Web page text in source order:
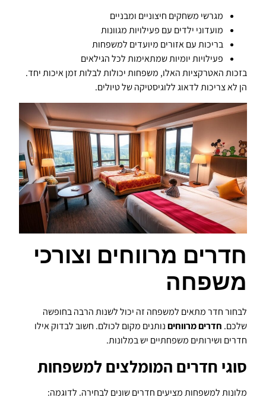
מגרשי משחקים חיצוניים ומבניים
מועדוני ילדים עם פעילויות מגוונות
בריכות עם אזורים מיועדים למשפחות
פעילויות יומיות שמתאימות לכל הגילאים
בזכות האטרקציות האלו, משפחות יכולות לבלות זמן איכות יחד.
הן לא צריכות לדאוג ללוגיסטיקה של טיולים.
חדרים מרווחים וצורכי
משפחה
לבחור חדר מתאים למשפחה זה יכול לשנות הרבה בחופשה
שלכם. חדרים מרווחיםנותנים מקום לכולם. חשוב לבדוק אילו
חדרים ושירותים משפחתיים יש במלונות.
סוגי חדרים המומלצים למשפחות
מלונות למשפחות מציעים חדרים שונים לבחירה. לדוגמה: